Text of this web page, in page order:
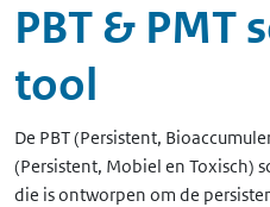
PBT & PMT
tool
De PBT(Persistent,
(Persistent, Mobiel en Toxisch)
die is ontworpen om de